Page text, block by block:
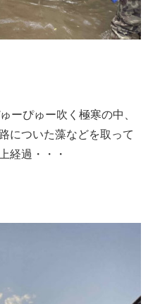
ーぴゅー吹く極寒の中、
についた藻などを取って
経過・・・